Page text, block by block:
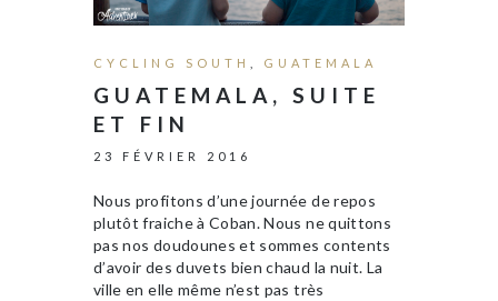
CYCLING SOUTH GUATEMALA
GUATEMALA, SUITE
ET FIN
23 FÉVRIER 2016
Nous profitons d’une journée de repos
plutôt fraiche à Coban. Nous ne quittons
pas nos doudounes et sommes contents
d’avoir des duvets bien chaud la nuit. La
ville en elle même n’est pas très